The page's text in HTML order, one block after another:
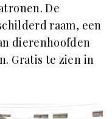
De
raam, een
dierenhoofden
Gratis te zien in